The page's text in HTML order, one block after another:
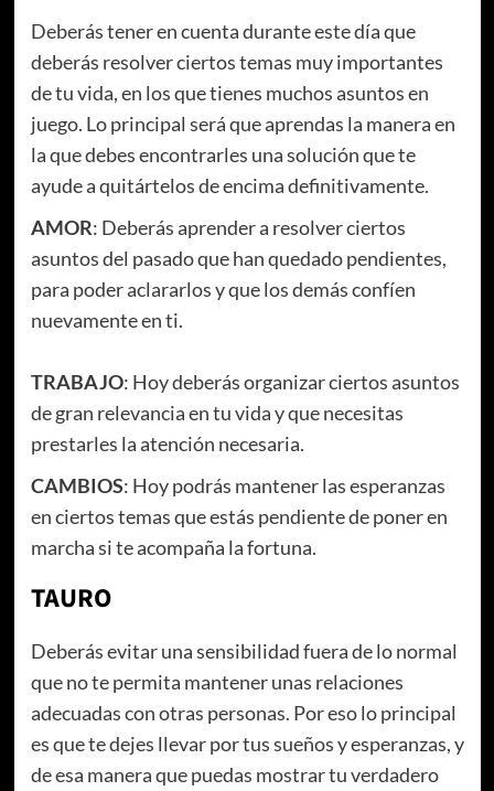
Deberás tener en cuenta durante este día que
deberás resolver ciertos temas muy importantes
de tu vida, en los que tienes muchos asuntos en
juego. Lo principal será que aprendas la manera en
la que debes encontrarles una solución que te
ayude a quitártelos de encima definitivamente.
AMOR: Deberás aprender a resolver ciertos
asuntos del pasado que han quedado pendientes,
para poder aclararlos y que los demás confíen
nuevamente en ti.
TRABAJO: Hoy deberás organizar ciertos asuntos
de gran relevancia en tu vida y que necesitas
prestarles la atención necesaria.
CAMBIOS: Hoy podrás mantener las esperanzas
en ciertos temas que estás pendiente de poner en
marcha si te acompaña la fortuna.
TAURO
Deberás evitar una sensibilidad fuera de lo normal
que no te permita mantener unas relaciones
adecuadas con otras personas. Por eso lo principal
es que te dejes llevar por tus sueños y esperanzas, y
de esa manera que puedas mostrar tu verdadero